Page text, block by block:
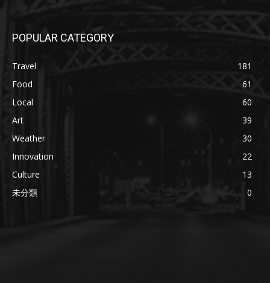
POPULAR CATEGORY
Travel
181
Food
61
Local
60
Art
39
Weather
30
Innovation
22
Culture
13
未分類
0